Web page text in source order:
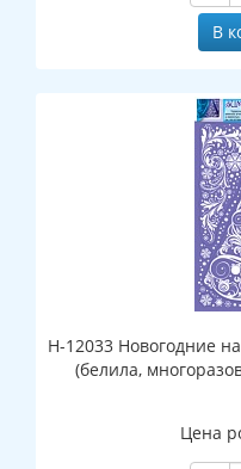
В
Н-12033 Новогодние
(белила,
Цена